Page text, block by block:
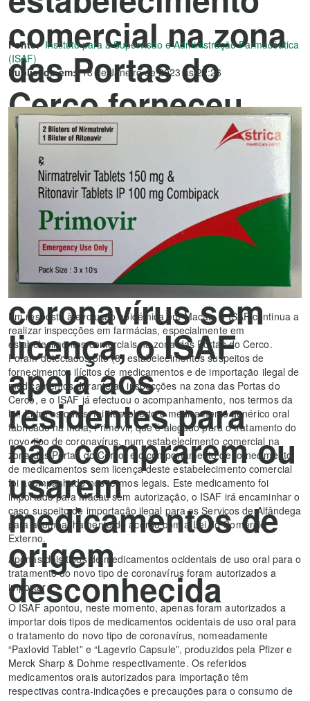
comercial na zona
das Portas do
Cerco forneceu
medicamento
genérico oral
fabricado na Índia
para o tratamento
do novo tipo de
coronavírus sem
licença, o ISAF
apela aos
residentes para
não comprarem ou
usarem
medicamentos de
origem
desconhecida
Fonte: Instituto para a Supervisão e Administração Farmacêutica
(ISAF)
Publicado em: 18 de Janeiro de 2023 às 22:26
Em resposta à evolução epidémica em Macau, o ISAF continua a
realizar inspecções em farmácias, especialmente em
estabelecimentos comerciais na zona das Portas do Cerco.
Foram detectados oito (8) estabelecimentos suspeitos de
fornecimentos ilícitos de medicamentos e de importação ilegal de
medicamentos durante as inspecções na zona das Portas do
Cerco, e o ISAF já efectuou o acompanhamento, nos termos da
lei. Entre os quais, foi descoberto o medicamento genérico oral
fabricado na Índia, Primovir, que é alegado para o tratamento do
novo tipo de coronavírus, num estabelecimento comercial na
zona das Portas do Cerco, e o comportamento de fornecimento
de medicamentos sem licença deste estabelecimento comercial
foi acompanhado nos termos legais. Este medicamento foi
importado para Macau sem autorização, o ISAF irá encaminhar o
caso suspeito de importação ilegal para os Serviços de Alfândega
para acompanhamento de acordo com a Lei do Comércio
Externo.
Apenas dois tipos de medicamentos ocidentais de uso oral para o
tratamento do novo tipo de coronavírus foram autorizados a
importar
O ISAF apontou, neste momento, apenas foram autorizados a
importar dois tipos de medicamentos ocidentais de uso oral para
o tratamento do novo tipo de coronavírus, nomeadamente
“Paxlovid Tablet” e “Lagevrio Capsule”, produzidos pela Pfizer e
Merck Sharp & Dohme respectivamente. Os referidos
medicamentos orais autorizados para importação têm
respectivas contra-indicações e precauções para o consumo de